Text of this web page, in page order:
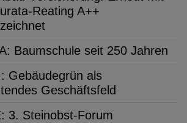
Reating A++
Baumschule seit 250 Jahren
Gebäudegrün als
Geschäftsfeld
3. Steinobst-Forum